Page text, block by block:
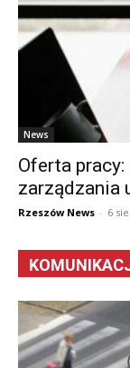
News
Oferta
zarządzania
Rzeszów News - 6